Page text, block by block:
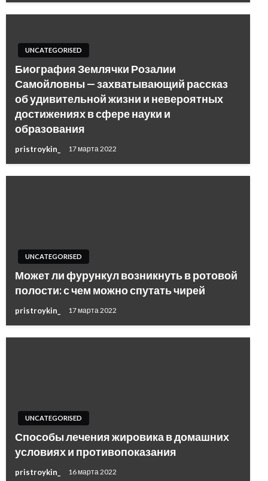
UNCATEGORISED
Биография Землячки Розалии
Самойловны — захватывающий рассказ
об удивительной жизни и невероятных
достижениях в сфере науки и
образования
pristroykin_ 17 марта 2022
UNCATEGORISED
Может ли фурункул возникнуть в ротовой
полости: с чем можно спутать чирей
pristroykin_ 17 марта 2022
UNCATEGORISED
Способы лечения жировика в домашних
условиях и противопоказания
pristroykin_ 16 марта 2022